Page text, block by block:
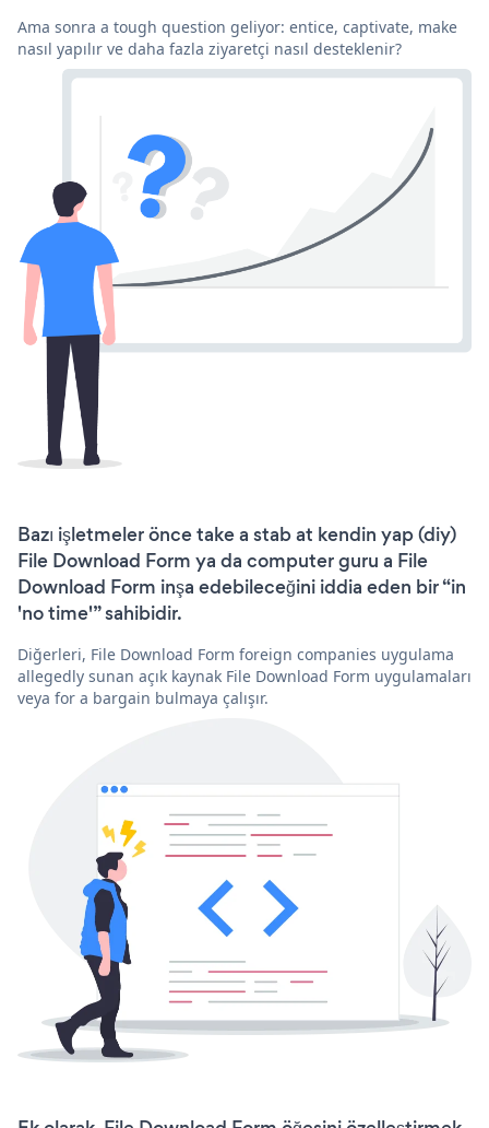
Ama sonra a tough question geliyor: entice, captivate, make
nasıl yapılır ve daha fazla ziyaretçi nasıl desteklenir?
Bazı işletmeler önce take a stab at kendin yap (diy)
File Download Form ya da computer guru a File
Download Form inşa edebileceğini iddia eden bir “in
'no time'” sahibidir.
Diğerleri, File Download Form foreign companies uygulama
allegedly sunan açık kaynak File Download Form uygulamaları
veya for a bargain bulmaya çalışır.